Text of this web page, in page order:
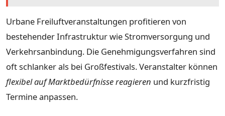
Urbane Freiluftveranstaltungen profitieren von
bestehender Infrastruktur wie Stromversorgung und
Verkehrsanbindung. Die Genehmigungsverfahren sind
oft schlanker als bei Großfestivals. Veranstalter können
flexibel auf Marktbedürfnisse reagieren und kurzfristig
Termine anpassen.